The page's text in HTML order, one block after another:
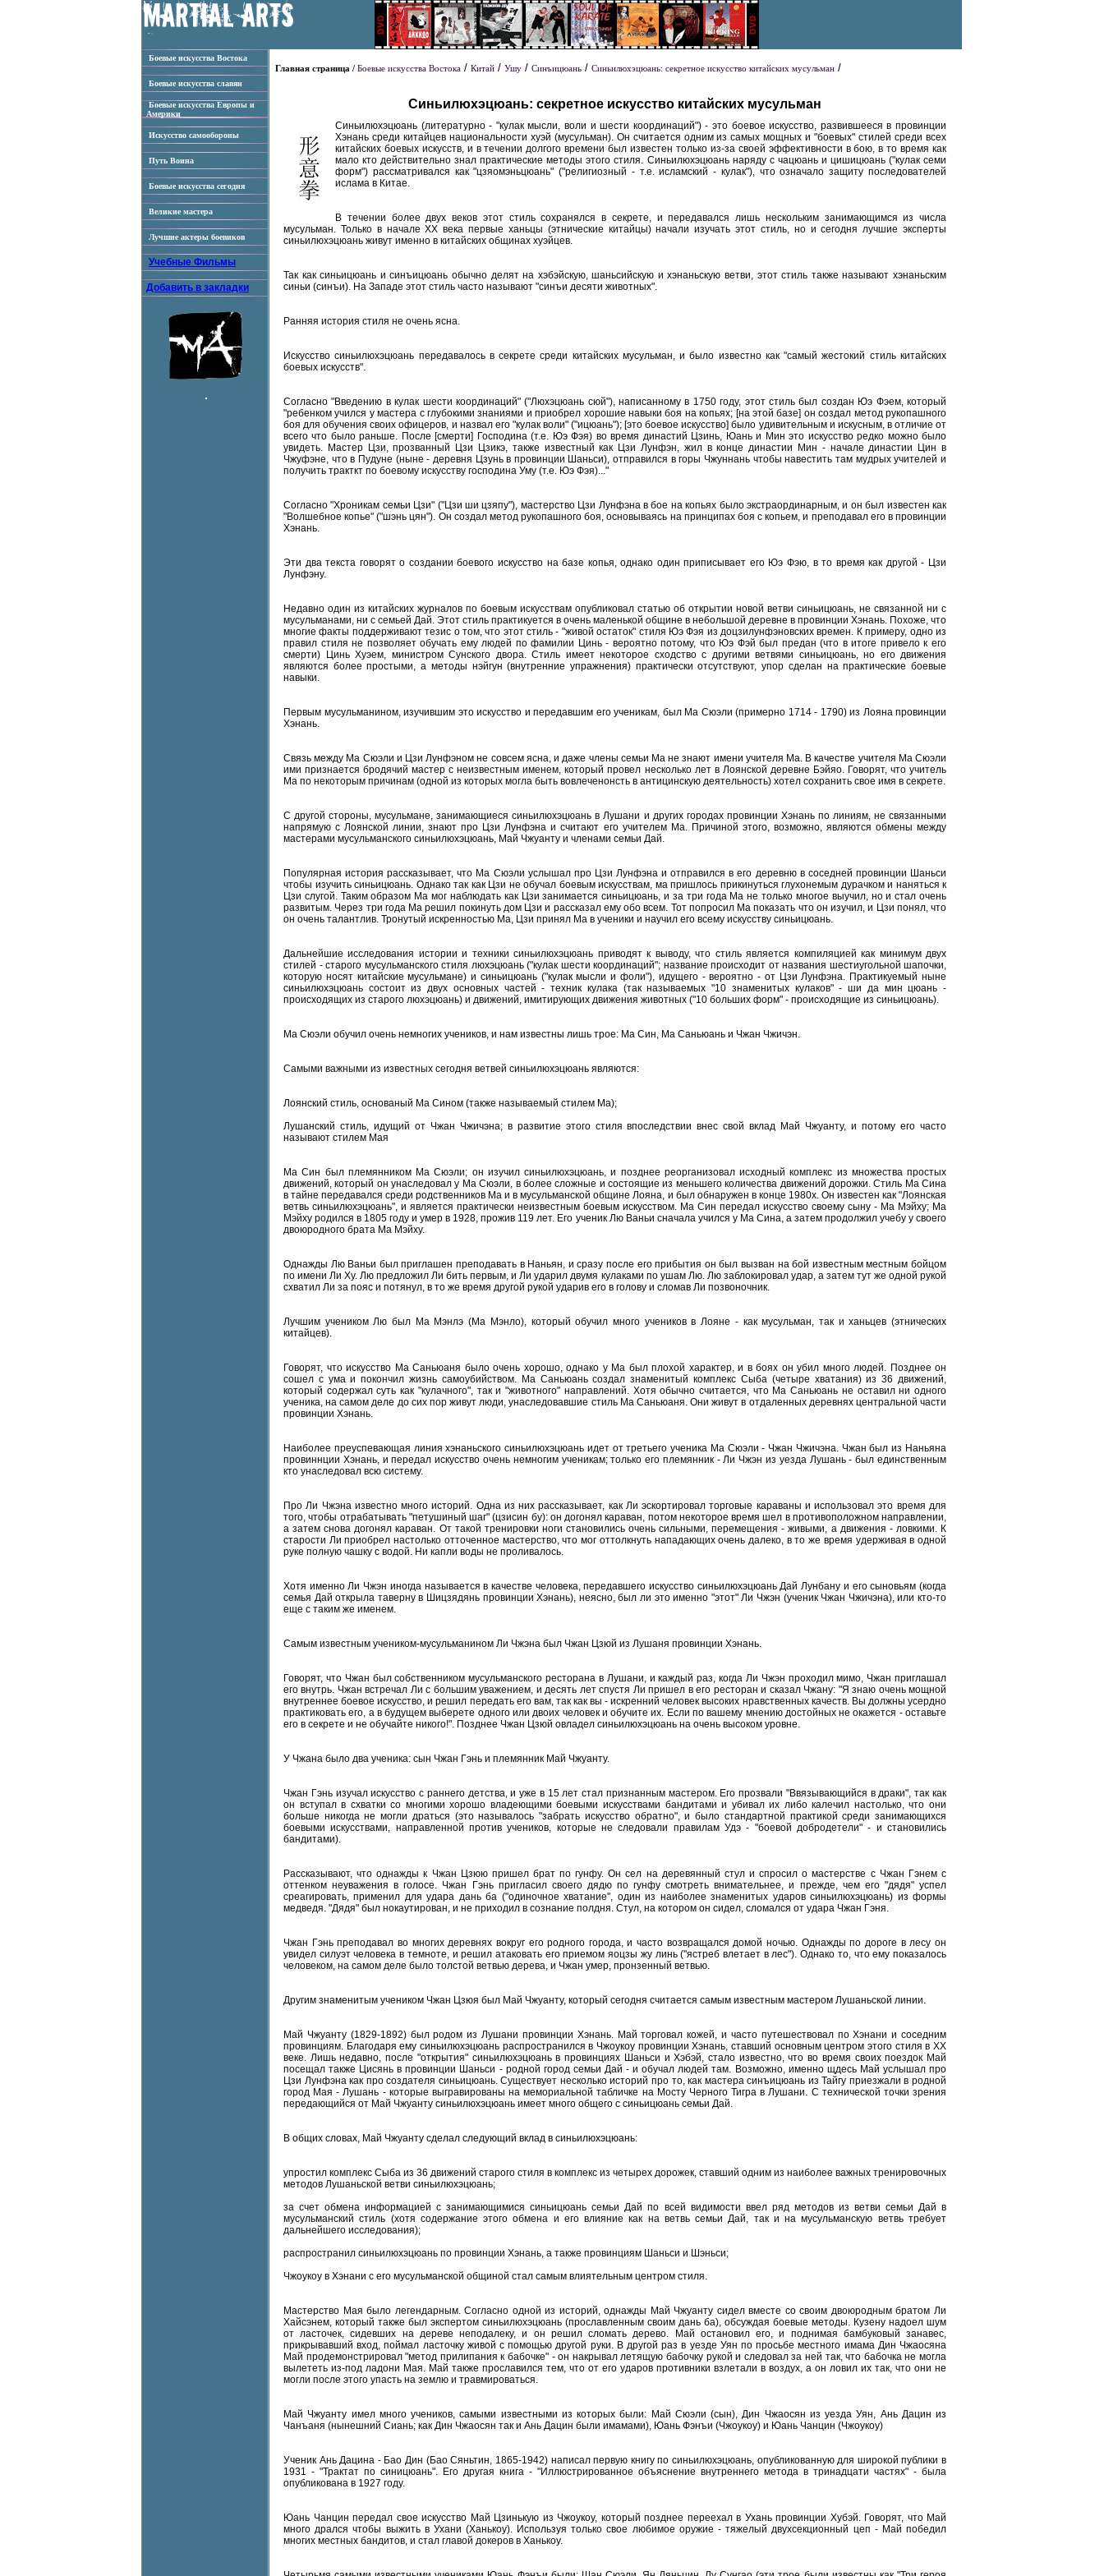
Боевые искусства Востока
Боевые искусства славян
Боевые искусства Европы и
Америки
Искусство самообороны
Путь Воина
Боевые искусства сегодня
Великие мастера
Лучшие актеры боевиков
Учебные Фильмы
Добавить в закладки
Главная страница / Боевые искусства Востока / Китай / Ушу / Синъицюань / Синьилюхэцюань: секретное искусство китайских мусульман /
Синьилюхэцюань: секретное искусство китайских мусульман
Синьилюхэцюань (литературно - "кулак мысли, воли и шести координаций") - это боевое искусство, развившееся в провинции
Хэнань среди китайцев национальности хуэй (мусульман). Он считается одним из самых мощных и "боевых" стилей среди всех
китайских боевых искусств, и в течении долгого времени был известен только из-за своей эффективности в бою, в то время как
мало кто действительно знал практические методы этого стиля. Синьилюхэцюань наряду с чацюань и цишицюань ("кулак семи
форм") рассматривался как "цзяомэньцюань" ("религиозный - т.е. исламский - кулак"), что означало защиту последователей
ислама в Китае.
В течении более двух веков этот стиль сохранялся в секрете, и передавался лишь нескольким занимающимся из числа
мусульман. Только в начале XX века первые ханьцы (этнические китайцы) начали изучать этот стиль, но и сегодня лучшие эксперты
синьилюхэцюань живут именно в китайских общинах хуэйцев.
Так как синьицюань и синъицюань обычно делят на хэбэйскую, шаньсийскую и хэнаньскую ветви, этот стиль также называют хэнаньским
синьи (cинъи). На Западе этот стиль часто называют "синъи десяти животных".
Ранняя история стиля не очень ясна.
Искусство синьилюхэцюань передавалось в секрете среди китайских мусульман, и было известно как "самый жестокий стиль китайских
боевых искусств".
Согласно "Введению в кулак шести координаций" ("Люхэцюань сюй"), написанному в 1750 году, этот стиль был создан Юэ Фэем, который
"ребенком учился у мастера с глубокими знаниями и приобрел хорошие навыки боя на копьях; [на этой базе] он создал метод рукопашного
боя для обучения своих офицеров, и назвал его "кулак воли" ("ицюань"); [это боевое искусство] было удивительным и искусным, в отличие от
всего что было раньше. После [смерти] Господина (т.е. Юэ Фэя) во время династий Цзинь, Юань и Мин это искусство редко можно было
увидеть. Мастер Цзи, прозванный Цзи Цзикэ, также известный как Цзи Лунфэн, жил в конце династии Мин - начале династии Цин в
Чжуфэне, что в Пудуне (ныне - деревня Цзунь в провинции Шаньси), отправился в горы Чжуннань чтобы навестить там мудрых учителей и
получить тракткт по боевому искусству господина Уму (т.е. Юэ Фэя)..."
Согласно "Хроникам семьи Цзи" ("Цзи ши цзяпу"), мастерство Цзи Лунфэна в бое на копьях было экстраординарным, и он был известен как
"Волшебное копье" ("шэнь цян"). Он создал метод рукопашного боя, основываясь на принципах боя с копьем, и преподавал его в провинции
Хэнань.
Эти два текста говорят о создании боевого искусство на базе копья, однако один приписывает его Юэ Фэю, в то время как другой - Цзи
Лунфэну.
Недавно один из китайских журналов по боевым искусствам опубликовал статью об открытии новой ветви синьицюань, не связанной ни с
мусульманами, ни с семьей Дай. Этот стиль практикуется в очень маленькой общине в небольшой деревне в провинции Хэнань. Похоже, что
многие факты поддерживают тезис о том, что этот стиль - "живой остаток" стиля Юэ Фэя из доцзилунфэновских времен. К примеру, одно из
правил стиля не позволяет обучать ему людей по фамилии Цинь - вероятно потому, что Юэ Фэй был предан (что в итоге привело к его
смерти) Цинь Хуэем, министром Сунского двора. Стиль имеет некоторое сходство с другими ветвями синьицюань, но его движения
являются более простыми, а методы нэйгун (внутренние упражнения) практически отсутствуют, упор сделан на практические боевые
навыки.
Первым мусульманином, изучившим это искусство и передавшим его ученикам, был Ма Сюэли (примерно 1714 - 1790) из Лояна провинции
Хэнань.
Связь между Ма Сюэли и Цзи Лунфэном не совсем ясна, и даже члены семьи Ма не знают имени учителя Ма. В качестве учителя Ма Сюэли
ими признается бродячий мастер с неизвестным именем, который провел несколько лет в Лоянской деревне Бэйяо. Говорят, что учитель
Ма по некоторым причинам (одной из которых могла быть вовлеченонсть в антицинскую деятельность) хотел сохранить свое имя в секрете.
С другой стороны, мусульмане, занимающиеся синьилюхэцюань в Лушани и других городах провинции Хэнань по линиям, не связанными
напрямую с Лоянской линии, знают про Цзи Лунфэна и считают его учителем Ма. Причиной этого, возможно, являются обмены между
мастерами мусульманского синьилюхэцюань, Май Чжуанту и членами семьи Дай.
Популярная история рассказывает, что Ма Сюэли услышал про Цзи Лунфэна и отправился в его деревню в соседней провинции Шаньси
чтобы изучить синьицюань. Однако так как Цзи не обучал боевым искусствам, ма пришлось прикинуться глухонемым дурачком и наняться к
Цзи слугой. Таким образом Ма мог наблюдать как Цзи занимается синьицюань, и за три года Ма не только многое выучил, но и стал очень
развитым. Через три года Ма решил покинуть дом Цзи и рассказал ему обо всем. Тот попросил Ма показать что он изучил, и Цзи понял, что
он очень талантлив. Тронутый искренностью Ма, Цзи принял Ма в ученики и научил его всему искусству синьицюань.
Дальнейшие исследования истории и техники синьилюхэцюань приводят к выводу, что стиль является компиляцией как минимум двух
стилей - старого мусульманского стиля люхэцюань ("кулак шести координаций"; название происходит от названия шестиугольной шапочки,
которую носят китайские мусульмане) и синьицюань ("кулак мысли и фоли"), идущего - вероятно - от Цзи Лунфэна. Практикуемый ныне
синьилюхэцюань состоит из двух основных частей - техник кулака (так называемых "10 знаменитых кулаков" - ши да мин цюань -
происходящих из старого люхэцюань) и движений, имитирующих движения животных ("10 больших форм" - происходящие из синьицюань).
Ма Сюэли обучил очень немногих учеников, и нам известны лишь трое: Ма Син, Ма Саньюань и Чжан Чжичэн.
Самыми важными из известных сегодня ветвей синьилюхэцюань являются:
Лоянский стиль, основаный Ма Сином (также называемый стилем Ма);
Лушанский стиль, идущий от Чжан Чжичэна; в развитие этого стиля впоследствии внес свой вклад Май Чжуанту, и потому его часто
называют стилем Мая
Ма Син был племянником Ма Сюэли; он изучил синьилюхэцюань, и позднее реорганизовал исходный комплекс из множества простых
движений, который он унаследовал у Ма Сюэли, в более сложные и состоящие из меньшего количества движений дорожки. Стиль Ма Сина
в тайне передавался среди родственников Ма и в мусульманской общине Лояна, и был обнаружен в конце 1980х. Он известен как "Лоянская
ветвь синьилюхэцюань", и является практически неизвестным боевым искусством. Ма Син передал искусство своему сыну - Ма Мэйху; Ма
Мэйху родился в 1805 году и умер в 1928, прожив 119 лет. Его ученик Лю Ваньи сначала учился у Ма Сина, а затем продолжил учебу у своего
двоюродного брата Ма Мэйху.
Однажды Лю Ваньи был приглашен преподавать в Наньян, и сразу после его прибытия он был вызван на бой известным местным бойцом
по имени Ли Ху. Лю предложил Ли бить первым, и Ли ударил двумя кулаками по ушам Лю. Лю заблокировал удар, а затем тут же одной рукой
схватил Ли за пояс и потянул, в то же время другой рукой ударив его в голову и сломав Ли позвоночник.
Лучшим учеником Лю был Ма Мэнлэ (Ма Мэнло), который обучил много учеников в Лояне - как мусульман, так и ханьцев (этнических
китайцев).
Говорят, что искусство Ма Саньюаня было очень хорошо, однако у Ма был плохой характер, и в боях он убил много людей. Позднее он
сошел с ума и покончил жизнь самоубийством. Ма Саньюань создал знаменитый комплекс Сыба (четыре хватания) из 36 движений,
который содержал суть как "кулачного", так и "животного" направлений. Хотя обычно считается, что Ма Саньюань не оставил ни одного
ученика, на самом деле до сих пор живут люди, унаследовавшие стиль Ма Саньюаня. Они живут в отдаленных деревнях центральной части
провинции Хэнань.
Наиболее преуспевающая линия хэнаньского синьилюхэцюань идет от третьего ученика Ма Сюэли - Чжан Чжичэна. Чжан был из Наньяна
провиннции Хэнань, и передал искусство очень немногим ученикам; только его племянник - Ли Чжэн из уезда Лушань - был единственным
кто унаследовал всю систему.
Про Ли Чжэна известно много историй. Одна из них рассказывает, как Ли эскортировал торговые караваны и использовал это время для
того, чтобы отрабатывать "петушиный шаг" (цзисин бу): он догонял караван, потом некоторое время шел в противоположном направлении,
а затем снова догонял караван. От такой тренировки ноги становились очень сильными, перемещения - живыми, а движения - ловкими. К
старости Ли приобрел настолько отточенное мастерство, что мог оттолкнуть нападающих очень далеко, в то же время удерживая в одной
руке полную чашку с водой. Ни капли воды не проливалось.
Хотя именно Ли Чжэн иногда называется в качестве человека, передавшего искусство синьилюхэцюань Дай Лунбану и его сыновьям (когда
семья Дай открыла таверну в Шицзядянь провинции Хэнань), неясно, был ли это именно "этот" Ли Чжэн (ученик Чжан Чжичэна), или кто-то
еще с таким же именем.
Самым известным учеником-мусульманином Ли Чжэна был Чжан Цзюй из Лушаня провинции Хэнань.
Говорят, что Чжан был собственником мусульманского ресторана в Лушани, и каждый раз, когда Ли Чжэн проходил мимо, Чжан приглашал
его внутрь. Чжан встречал Ли с большим уважением, и десять лет спустя Ли пришел в его ресторан и сказал Чжану: "Я знаю очень мощной
внутреннее боевое искусство, и решил передать его вам, так как вы - искренний человек высоких нравственных качеств. Вы должны усердно
практиковать его, а в будущем выберете одного или двоих человек и обучите их. Если по вашему мнению достойных не окажется - оставьте
его в секрете и не обучайте никого!". Позднее Чжан Цзюй овладел синьилюхэцюань на очень высоком уровне.
У Чжана было два ученика: сын Чжан Гэнь и племянник Май Чжуанту.
Чжан Гэнь изучал искусство с раннего детства, и уже в 15 лет стал признанным мастером. Его прозвали "Ввязывающийся в драки", так как
он вступал в схватки со многими хорошо владеющими боевыми искусствами бандитами и убивал их либо калечил настолько, что они
больше никогда не могли драться (это называлось "забрать искусство обратно", и было стандартной практикой среди занимающихся
боевыми искусствами, направленной против учеников, которые не следовали правилам Удэ - "боевой добродетели" - и становились
бандитами).
Рассказывают, что однажды к Чжан Цзюю пришел брат по гунфу. Он сел на деревянный стул и спросил о мастерстве с Чжан Гэнем с
оттенком неуважения в голосе. Чжан Гэнь пригласил своего дядю по гунфу смотреть внимательнее, и прежде, чем его "дядя" успел
среагировать, применил для удара дань ба ("одиночное хватание", один из наиболее знаменитых ударов синьилюхэцюань) из формы
медведя. "Дядя" был нокаутирован, и не приходил в сознание полдня. Стул, на котором он сидел, сломался от удара Чжан Гэня.
Чжан Гэнь преподавал во многих деревнях вокруг его родного города, и часто возвращался домой ночью. Однажды по дороге в лесу он
увидел силуэт человека в темноте, и решил атаковать его приемом яоцзы жу линь ("ястреб влетает в лес"). Однако то, что ему показалось
человеком, на самом деле было толстой ветвью дерева, и Чжан умер, пронзенный ветвью.
Другим знаменитым учеником Чжан Цзюя был Май Чжуанту, который сегодня считается самым известным мастером Лушаньской линии.
Май Чжуанту (1829-1892) был родом из Лушани провинции Хэнань. Май торговал кожей, и часто путешествовал по Хэнани и соседним
провинциям. Благодаря ему синьилюхэцюань распространился в Чжоукоу провинции Хэнань, ставший основным центром этого стиля в XX
веке. Лишь недавно, после "открытия" синьилюхэцюань в провинциях Шаньси и Хэбэй, стало известно, что во время своих поездок Май
посещал также Цисянь в провинции Шаньси - родной город семьи Дай - и обучал людей там. Возможно, именно щдесь Май услышал про
Цзи Лунфэна как про создателя синьицюань. Существует несколько историй про то, как мастера синъицюань из Тайгу приезжали в родной
город Мая - Лушань - которые выгравированы на мемориальной табличке на Мосту Черного Тигра в Лушани. С технической точки зрения
передающийся от Май Чжуанту синьилюхэцюань имеет много общего с синьицюань семьи Дай.
В общих словах, Май Чжуанту сделал следующий вклад в синьилюхэцюань:
упростил комплекс Сыба из 36 движений старого стиля в комплекс из четырех дорожек, ставший одним из наиболее важных тренировочных
методов Лушаньской ветви синьилюхэцюань;
за счет обмена информацией с занимающимися синьицюань семьи Дай по всей видимости ввел ряд методов из ветви семьи Дай в
мусульманский стиль (хотя содержание этого обмена и его влияние как на ветвь семьи Дай, так и на мусульманскую ветвь требует
дальнейшего исследования);
распространил синьилюхэцюань по провинции Хэнань, а также провинциям Шаньси и Шэньси;
Чжоукоу в Хэнани с его мусульманской общиной стал самым влиятельным центром стиля.
Мастерство Мая было легендарным. Согласно одной из историй, однажды Май Чжуанту сидел вместе со своим двоюродным братом Ли
Хайсэнем, который также был экспертом синьилюхэцюань (прославленным своим дань ба), обсуждая боевые методы. Кузену надоел шум
от ласточек, сидевших на дереве неподалеку, и он решил сломать дерево. Май остановил его, и поднимая бамбуковый занавес,
прикрывавший вход, поймал ласточку живой с помощью другой руки. В другой раз в уезде Уян по просьбе местного имама Дин Чжаосяна
Май продемонстрировал "метод прилипания к бабочке" - он накрывал летящую бабочку рукой и следовал за ней так, что бабочка не могла
вылететь из-под ладони Мая. Май также прославился тем, что от его ударов противники взлетали в воздух, а он ловил их так, что они не
могли после этого упасть на землю и травмироваться.
Май Чжуанту имел много учеников, самыми известными из которых были: Май Сюэли (сын), Дин Чжаосян из уезда Уян, Ань Дацин из
Чанъаня (нынешний Сиань; как Дин Чжаосян так и Ань Дацин были имамами), Юань Фэнъи (Чжоукоу) и Юань Чанцин (Чжоукоу)
Ученик Ань Дацина - Бао Дин (Бао Сяньтин, 1865-1942) написал первую книгу по синьилюхэцюань, опубликованную для широкой публики в
1931 - "Трактат по синицюань". Его другая книга - "Иллюстрированное объяснение внутреннего метода в тринадцати частях" - была
опубликована в 1927 году.
Юань Чанцин передал свое искусство Май Цзинькую из Чжоукоу, который позднее переехал в Ухань провинции Хубэй. Говорят, что Май
много дрался чтобы выжить в Ухани (Ханькоу). Используя только свое любимое оружие - тяжелый двухсекционный цеп - Май победил
многих местных бандитов, и стал главой докеров в Ханькоу.